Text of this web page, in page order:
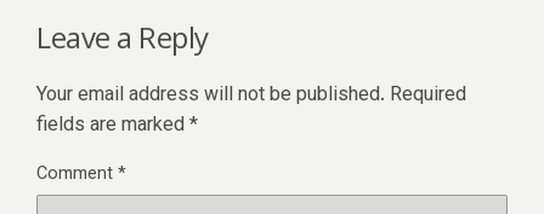
Leave a Reply
Your email address will not be published. Required
fields are marked *
Comment*